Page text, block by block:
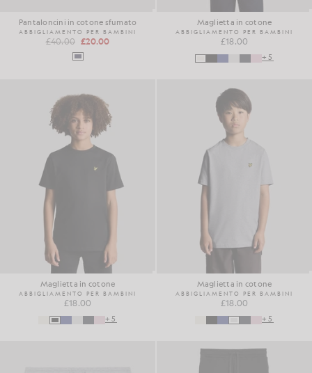
Pantaloncini in cotone sfumato
ABBIGLIAMENTO PER BAMBINI
£40.00 £20.00
Maglietta in cotone
ABBIGLIAMENTO PER BAMBINI
£18.00
+5
Maglietta in cotone
ABBIGLIAMENTO PER BAMBINI
£18.00
+5
Maglietta in cotone
ABBIGLIAMENTO PER BAMBINI
£18.00
+5